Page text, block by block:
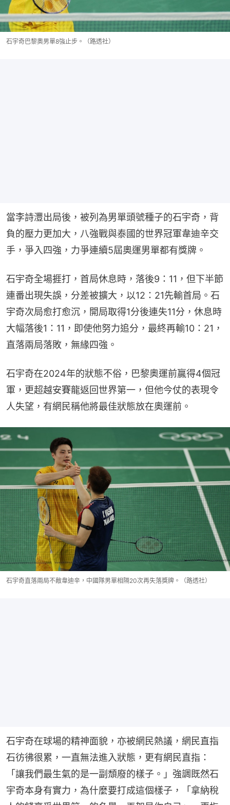
石宇奇巴黎奧男單8強止步。（路透社）
當李詩灃出局後，被列為男單頭號種子的石宇奇，背
負的壓力更加大，八強戰與泰國的世界冠軍韋迪辛交
手，爭入四強，力爭連續5屆奧運男單都有獎牌。
石宇奇全場捱打，首局休息時，落後9：11，但下半節
連番出現失誤，分差被擴大，以12：21先輸首局。石
宇奇次局愈打愈沉，開局取得1分後連失11分，休息時
大幅落後1：11，即使他努力追分，最終再輸10：21，
直落兩局落敗，無緣四強。
石宇奇在2024年的狀態不俗，巴黎奧運前贏得4個冠
軍，更超越安賽龍返回世界第一，但他今仗的表現令
人失望，有網民稱他將最佳狀態放在奧運前。
石宇奇直落兩局不敵韋迪辛，中國隊男單相隔20次再失落獎牌。（路透社）
石宇奇在球場的精神面貌，亦被網民熱議，網民直指
石彷彿很累，一直無法進入狀態，更有網民直指：
「讓我們最生氣的是一副頹廢的樣子。」強調既然石
宇奇本身有實力，為什麼要打成這個樣子，「拿納稅